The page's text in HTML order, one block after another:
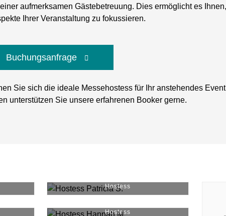
aufmerksamen Gästebetreuung. Dies ermöglicht es
Ihrer Veranstaltung zu fokussieren.
Buchungsanfrage
Sie sich die ideale Messehostess für Ihr anstehendes
unterstützen Sie unsere erfahrenen Booker gerne.
Hostess
Hostess